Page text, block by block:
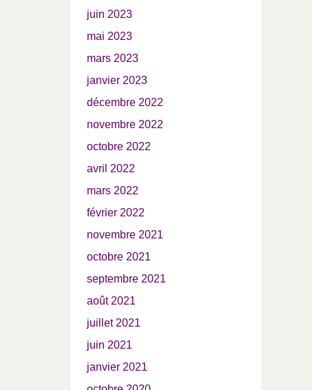
juin 2023
mai 2023
mars 2023
janvier 2023
décembre 2022
novembre 2022
octobre 2022
avril 2022
mars 2022
février 2022
novembre 2021
octobre 2021
septembre 2021
août 2021
juillet 2021
juin 2021
janvier 2021